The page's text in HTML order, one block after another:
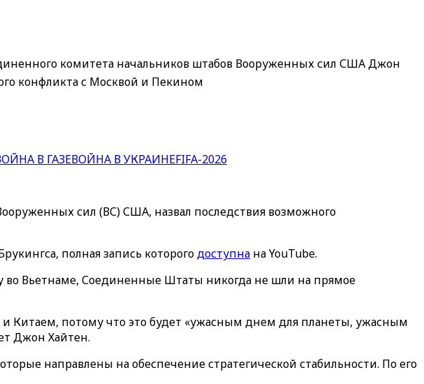
комитета начальников штабов Вооруженных сил США Джон
конфликта с Москвой и Пекином
В ГАЗЕВОЙНА В УКРАИНЕFIFA-2026
сил (ВС) США, назвал последствия возможного
полная запись которогодоступна на YouTube.
во Вьетнаме, Соединенные Штаты никогда не шли на прямое
Китаем, потому что это будет «ужасным днем для планеты, ужасным
Джон Хайтен.
направлены на обеспечение стратегической стабильности. По его